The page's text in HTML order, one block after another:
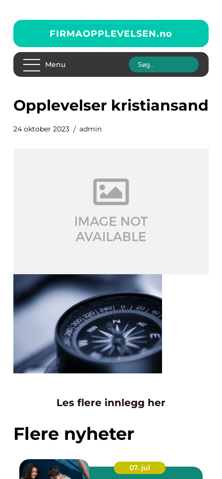
FIRMAOPPLEVELSEN.no
Menu
opplevelser kristiansand
24 oktober 2023 admin
Les flere innlegg her
Flere nyheter
07. jul